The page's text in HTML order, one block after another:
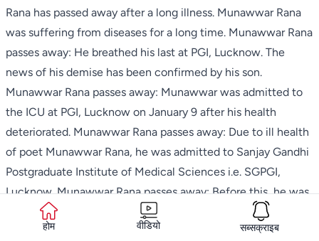
होम वीडियो सब्सक्राइब
Rana has passed away after a long illness. Munawwar Rana
was suffering from diseases for a long time. Munawwar Rana
passes away: He breathed his last at PGI, Lucknow. The
news of his demise has been confirmed by his son.
Munawwar Rana passes away: Munawwar was admitted to
the ICU at PGI, Lucknow on January 9 after his health
deteriorated. Munawwar Rana passes away: Due to ill health
of poet Munawwar Rana, he was admitted to Sanjay Gandhi
Postgraduate Institute of Medical Sciences i.e. SGPGI,
Lucknow. Munawwar Rana passes away: Before this, he was
admitted in Medanta Hospital, Lucknow till two days ago.
Landmines, Tanks, Ruins: The Afghanistan